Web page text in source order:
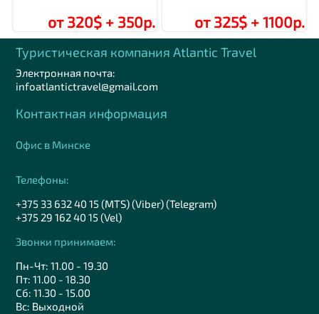
от 320$ + 350р. от 325$ + 1100р.
Туристическая компания Аtlantic Travel
Электронная почта:
infoatlantictravel@gmail.com
Контактная информация
Офис в Минске
Телефоны:
+375 33 632 40 15 (MTS) (Viber) (Telegram)
+375 29 162 40 15 (Vel)
Звонки принимаем:
Пн-Чт: 11.00 - 19.30
Пт: 11.00 - 18.30
Сб: 11.30 - 15.00
Вс: Выходной